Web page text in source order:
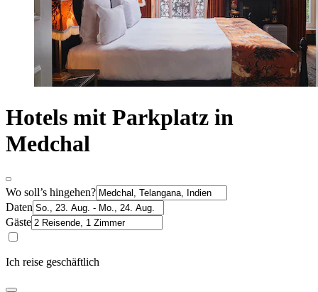
Hotels mit Parkplatz in
Medchal
Wo soll’s hingehen?
Daten
Gäste
Ich reise geschäftlich